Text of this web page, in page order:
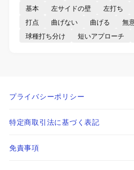
基本
左サイドの壁 左打ち
打点
曲げない 曲げる 無
球種打ち分け
短いアプローチ
プライバシーポリシー
特定商取引法に基づく表記
免責事項